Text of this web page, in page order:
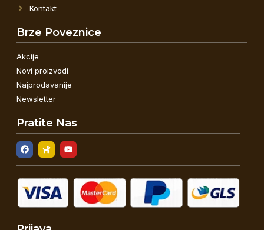
Kontakt
Brze Poveznice
Akcije
Novi proizvodi
Najprodavanije
Newsletter
Pratite Nas